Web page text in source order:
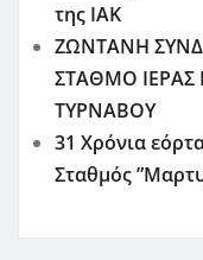
της ΙΑΚ
ΖΩΝΤΑΝΗ
ΣΤΑΘΜΟ ΙΕΡΑΣ
ΤΥΡΝΑΒΟΥ
31 Χρόνια
Σταθμός